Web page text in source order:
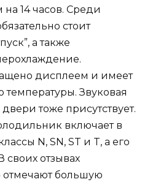
14 часов. Среди
стоит
а также
дисплеем и имеет
Звуковая
тоже присутствует.
включает в
N, SN, ST и T, а его
своих отзывах
отмечают большую